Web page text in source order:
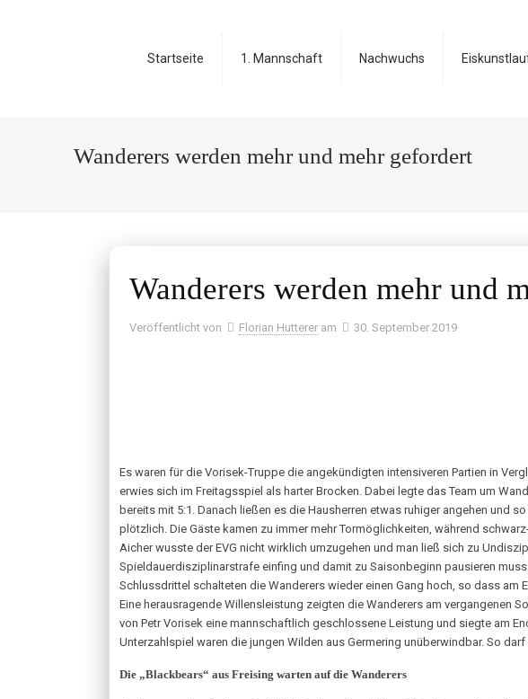
Startseite 1. Mannschaft Nachwuchs
Wanderers werden mehr und mehr gefordert
Wanderers werden mehr und
Veröffentlicht von Florian Hutterer am 30. September 2019
Es waren für die Vorisek-Truppe die angekündigten intensiveren Partien in
erwies sich im Freitagsspiel als harter Brocken. Dabei legte das Team um
bereits mit 5:1. Danach ließen es die Hausherren etwas ruhiger angehen und
plötzlich. Die Gäste kamen zu immer mehr Tormöglichkeiten, während
Aicher wusste der EVG nicht wirklich umzugehen und man ließ sich zu
Spieldauerdisziplinarstrafe einfing und damit zu Saisonbeginn pausieren
Schlussdrittel schalteten die Wanderers wieder einen Gang hoch, so dass
Eine herausragende Willensleistung zeigten die Wanderers am vergangenen
von Petr Vorisek eine mannschaftlich geschlossene Leistung und siegte am
Unterzahlspiel waren die jungen Wilden aus Germering unüberwindbar. So
Die „Blackbears“ aus Freising warten auf die Wanderers